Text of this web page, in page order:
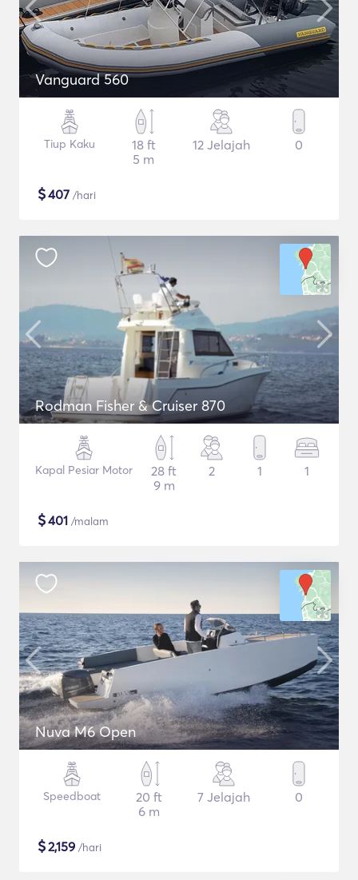
Vanguard 560
Tiup Kaku
18 ft
5 m
12 Jelajah 0
$407 /hari
Rodman Fisher & Cruiser 870
Kapal Pesiar Motor
28 ft
9 m
2 1 1
$401 /malam
Nuva M6 Open
Speedboat
20 ft
6 m
7 Jelajah 0
$2,159 /hari